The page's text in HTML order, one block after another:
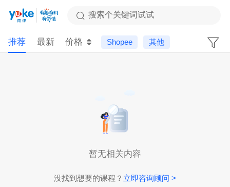
搜索个关键词试试
推荐 最新 价格 Shopee 其他
暂无相关内容
没找到想要的课程？ 立即咨询顾问 >